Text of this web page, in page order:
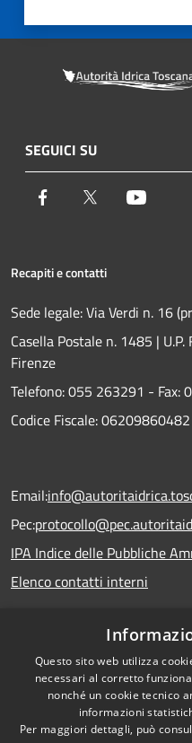
SEGUICI SU
Facebook Twitter
Recapiti e contatti
Sede legale: Via Verdi n. 16
Casella Postale n. 1485 |
Firenze
Telefono:055 263291 - Fax:
Codice Fiscale: 06209860482
Email:
Pec:
IPA Indice delle Pubbliche
Elenco contatti interni
Dichiarazione accessibilità
Questo sito web utilizza
necessari al corretto
nonché un cookie tecnico
informazioni
Per maggiori dettagli, può